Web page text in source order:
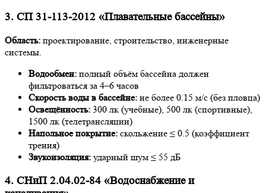
3. СП 31-113-2012 «Плавательные бассейны»
Область: проектирование, строительство, инженерные
системы.
Водообмен: полный объём бассейна должен
фильтроваться за 4–6 часов
Скорость воды в бассейне: не более 0.15 м/с (без пловца)
Освещённость: 300 лк (учебные), 500 лк (спортивные),
1500 лк (телетрансляции)
Напольное покрытие: скольжение ≤ 0.5 (коэффициент
трения)
Звукоизоляция: ударный шум ≤ 55 дБ
4. СНиП 2.04.02-84 «Водоснабжение и